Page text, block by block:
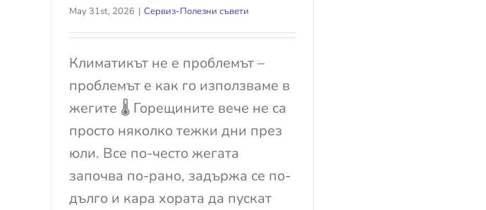
May 31st, 2026 | Сервиз-Полезни съвети
Климатикът не е проблемът –
проблемът е как го използваме в
жегите 🌡️ Горещините вече не са
просто няколко тежки дни през
юли. Все по-често жегата
започва по-рано, задържа се по-
дълго и кара хората да пускат